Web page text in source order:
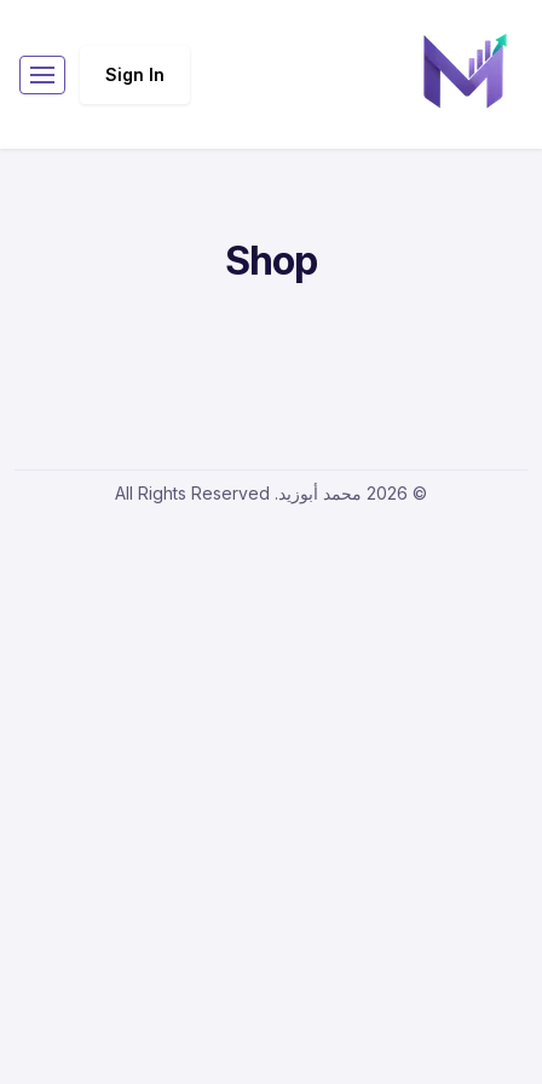
Sign In
Shop
© 2026 محمد أبوزيد. All Rights Reserved